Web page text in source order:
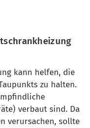
kann helfen, die
zu halten.
verbaut sind. Da
verursachen, sollte